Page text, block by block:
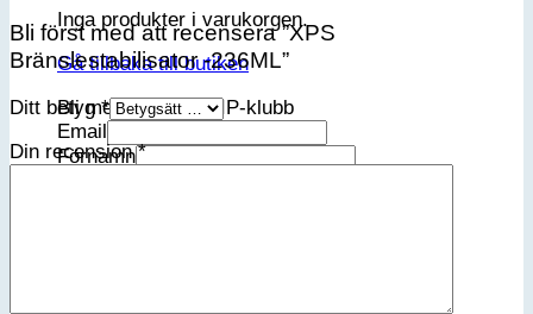
Inga produkter i varukorgen.
Gå tillbaka till butiken
Bli medlem i vår VIP-klubb
Email
Förnamn
Bli först med att recensera ”XPS
Bränslestabilisator -236ML”
Ditt betyg*
Din recension*